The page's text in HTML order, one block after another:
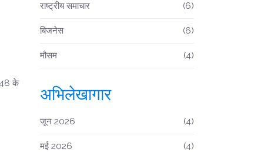
48 के
राष्ट्रीय समाचार (6)
बिजनेस (6)
मौसम (4)
अभिलेखागार
जून 2026 (4)
मई 2026 (4)